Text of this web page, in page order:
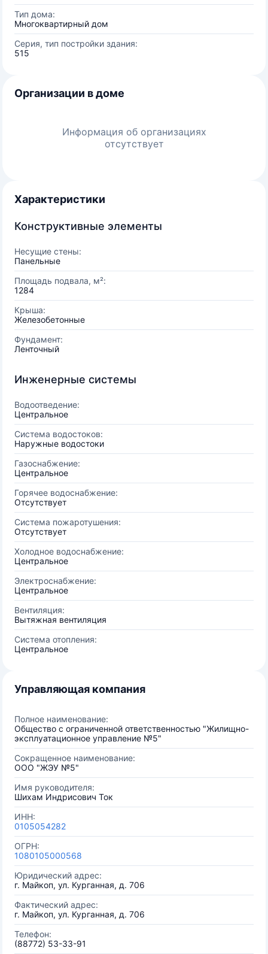
Тип дома:
Многоквартирный дом
Серия, тип постройки здания:
515
Организации в доме
Информация об организациях
отсутствует
Характеристики
Конструктивные элементы
Несущие стены:
Панельные
Площадь подвала, м²:
1284
Крыша:
Железобетонные
Фундамент:
Ленточный
Инженерные системы
Водоотведение:
Центральное
Система водостоков:
Наружные водостоки
Газоснабжение:
Центральное
Горячее водоснабжение:
Отсутствует
Система пожаротушения:
Отсутствует
Холодное водоснабжение:
Центральное
Электроснабжение:
Центральное
Вентиляция:
Вытяжная вентиляция
Система отопления:
Центральное
Управляющая компания
Полное наименование:
Общество с ограниченной ответственностью "Жилищно-
эксплуатационное управление №5"
Сокращенное наименование:
ООО "ЖЭУ №5"
Имя руководителя:
Шихам Индрисович Ток
ИНН:
0105054282
ОГРН:
1080105000568
Юридический адрес:
г. Майкоп, ул. Курганная, д. 706
Фактический адрес:
г. Майкоп, ул. Курганная, д. 706
Телефон:
(88772) 53-33-91